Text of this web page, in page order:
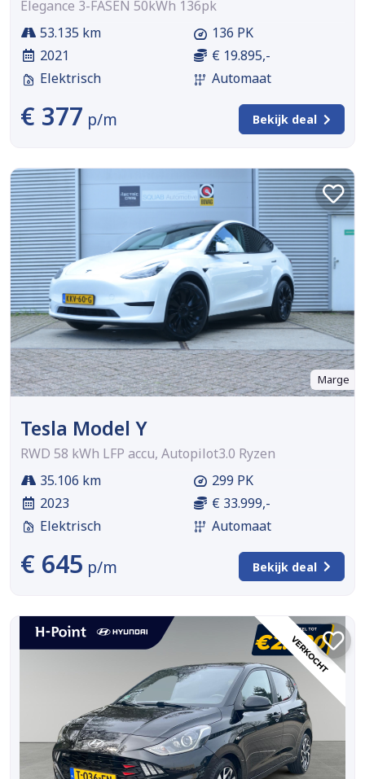
Elegance 3-FASEN 50kWh 136pk
53.135 km
2021
Elektrisch
136 PK
€ 19.895,-
Automaat
€ 377 p/m Bekijk deal
Marge
Tesla Model Y
RWD 58 kWh LFP accu, Autopilot3.0 Ryzen
35.106 km
2023
Elektrisch
299 PK
€ 33.999,-
Automaat
€ 645 p/m Bekijk deal